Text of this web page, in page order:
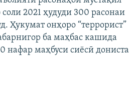
2021 ҳудуди 300 расонаи
Ҳукумат онҳоро “террорист”
ба маҳбас кашида
нафар маҳбуси сиёсӣ дониста